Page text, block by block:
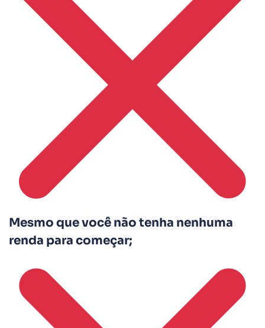
Mesmo que você não tenha nenhuma
renda para começar;